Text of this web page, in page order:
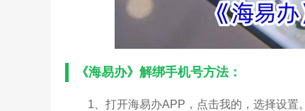
《海易办》解绑手机号方法：
1、打开海易办APP，点击我的，选择设置。